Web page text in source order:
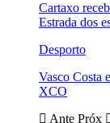
Cartaxo
Estrada dos
Desporto
Vasco Costa
XCO
Ante Próx